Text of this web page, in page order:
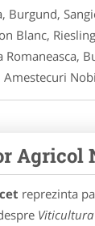
Burgund,
Blanc,
Romaneasca,
Agricol
reprezinta